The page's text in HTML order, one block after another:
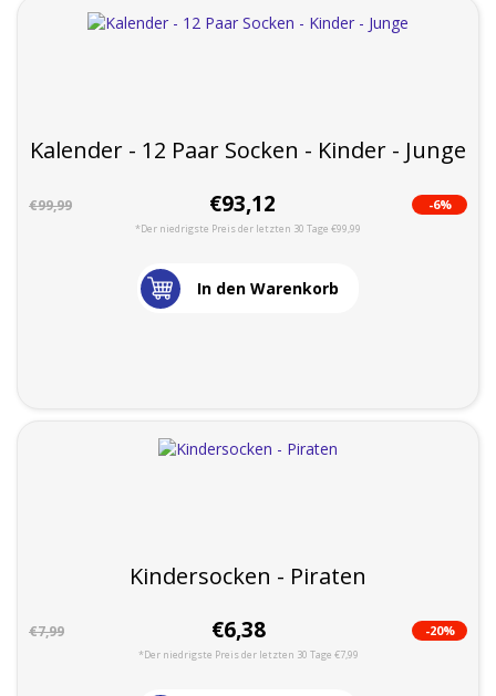
Kalender - 12 Paar Socken - Kinder - Junge
€99,99 €93,12 -6%
*Der niedrigste Preis der letzten 30 Tage €99,99
In den Warenkorb
Kindersocken - Piraten
€7,99 €6,38 -20%
*Der niedrigste Preis der letzten 30 Tage €7,99